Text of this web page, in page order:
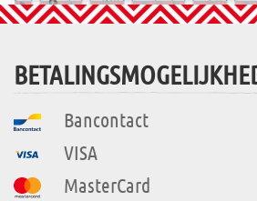
Bancontact
VISA
MasterCard